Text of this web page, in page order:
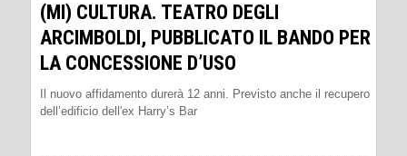
(MI) CULTURA. TEATRO DEGLI
ARCIMBOLDI, PUBBLICATO IL BANDO PER
LA CONCESSIONE D’USO
Il nuovo affidamento durerà 12 anni. Previsto anche il recupero
dell’edificio dell'ex Harry’s Bar